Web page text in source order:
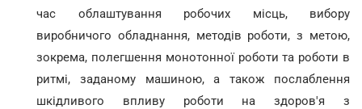
час облаштування робочих місць, вибору
виробничого обладнання, методів роботи, з метою,
зокрема, полегшення монотонної роботи та роботи в
ритмі, заданому машиною, а також послаблення
шкідливого впливу роботи на здоров'я з